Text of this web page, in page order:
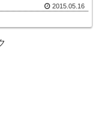
2015.05.16